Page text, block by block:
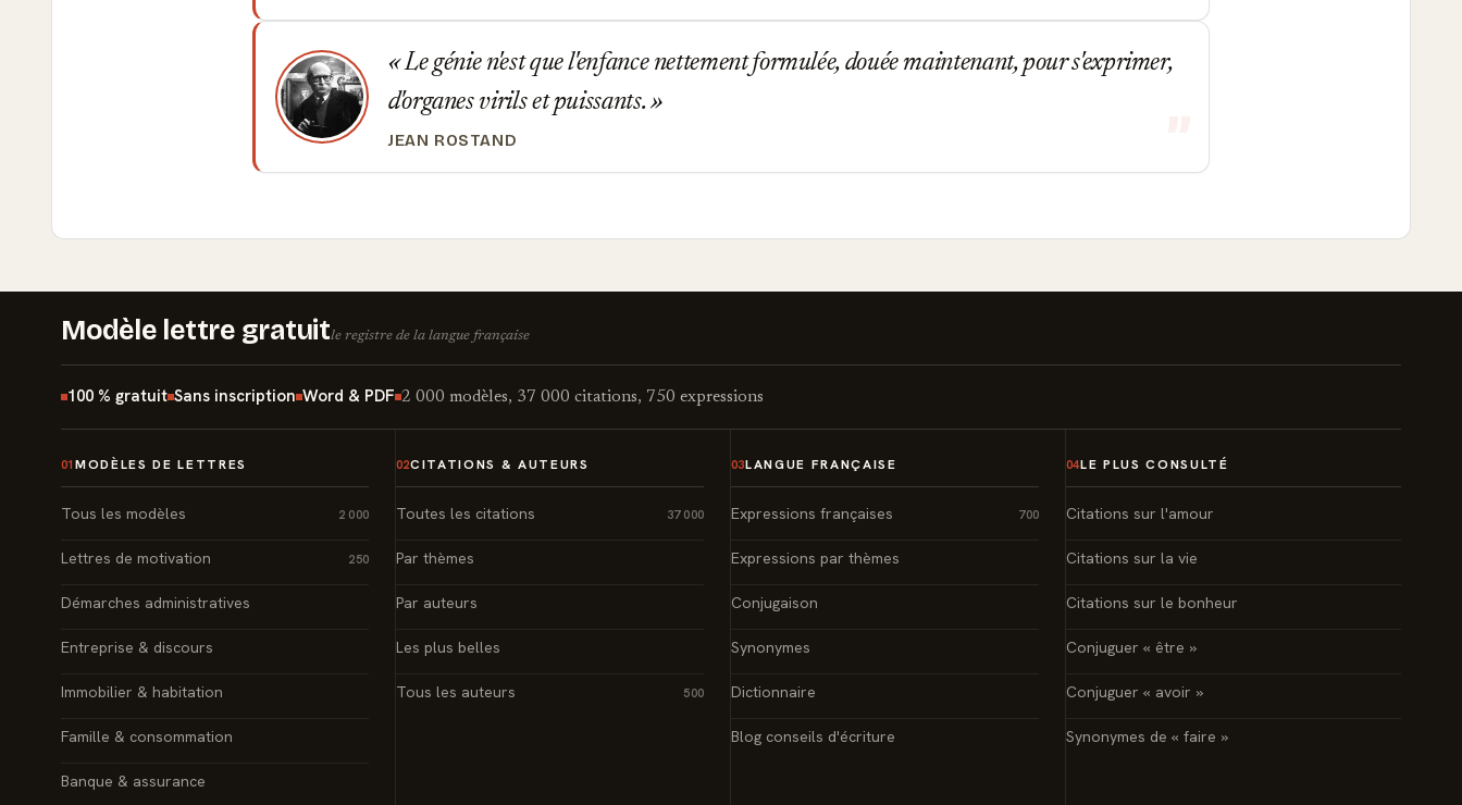
Le génie n'est que l'enfance nettement formulée, douée maintenant, pour s'exprimer,
d'organes virils et puissants.
JEAN ROSTAND
Modèle lettre gratuitle registre de la langue française
100 % gratuit Sans inscription Word & PDF 2 000 modèles, 37 000 citations, 750 expressions
01 MODÈLES DE LETTRES
Tous les modèles 2 000
Lettres de motivation 250
Démarches administratives
Entreprise & discours
Immobilier & habitation
Famille & consommation
Banque & assurance
02CITATIONS & AUTEURS
Toutes les citations 37 000
Par thèmes
Par auteurs
Les plus belles
Tous les auteurs 500
03LANGUE FRANÇAISE
Expressions françaises 700
Expressions par thèmes
Conjugaison
Synonymes
Dictionnaire
Blog conseils d'écriture
04LE PLUS CONSULTÉ
Citations sur l'amour
Citations sur la vie
Citations sur le bonheur
Conjuguer « être »
Conjuguer « avoir »
Synonymes de « faire »